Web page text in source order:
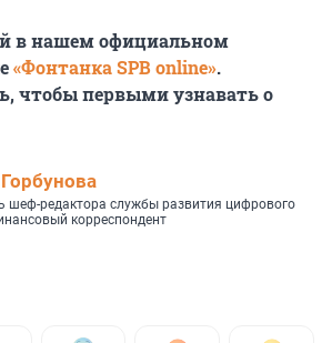
в нашем официальном
«Фонтанка SPB online».
чтобы первыми узнавать о
шеф-редактора службы развития цифрового
корреспондент